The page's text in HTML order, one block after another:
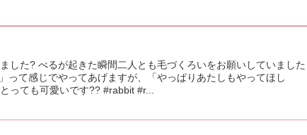
した? べるが起きた瞬間二人とも毛づくろいをお願いしていました
って感じでやってあげますが、「やっぱりあたしもやってほし
っても可愛いです?? #rabbit #r...